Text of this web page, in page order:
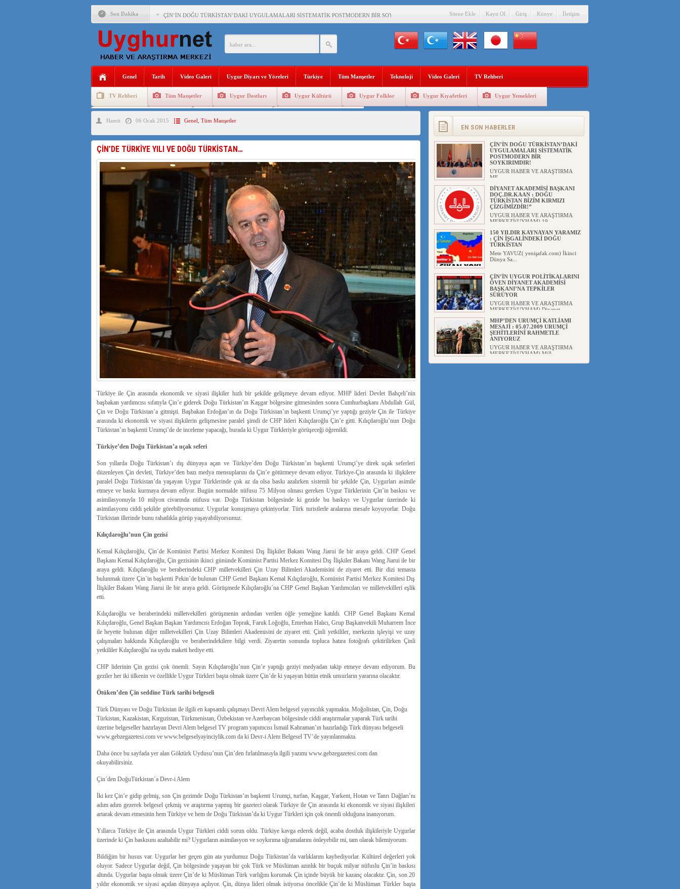
Son Dakika ÇİN’İN DOĞU TÜRKİSTAN’DAKİ UYGULAMALARI SİSTEMATİK POSTMODERN BİR SOYKIRIMDIR!
DİYANET AKADEMİSİ BAŞKANI DOÇ.DR.KAAN : DOĞU TÜRKİSTAN BİZİM KIRMIZI ÇİZGİMİZDİR!”
ÇİN’İN UYGUR POLİTİKALARINI ÖVEN DİYANET AKADEMİSİ BAŞKANI’NA TEPKİLER SÜRÜYOR
MHP’DEN URUMÇİ KATLİAMI MESAJİ : 05.07.2009 URUMÇİ ŞEHİTLERİNİ RAHMETLE ANIYORUZ
İŞGALCİ ÇİN’DEN “FETİHLER SULTANI MEHMET”DİZİSİNE GARİP SANSÜR VE HADSIZ İHTAR
SAADET PARTİSİ İLÇE BAŞKANI : TEMMUZ AYI,DOĞU TÜRKİSTAN İÇİN KATLİAM AYI DEĞİLDİR !
Sitene Ekle Kayıt Ol Giriş Künye İletişim
Genel Tarih Video Galeri Uygur Diyarı ve Yöreleri Türkiye Tüm Manşetler Teknoloji Video Galeri TV Rehberi
TV Rehberi Tüm Manşetler Uygur Dostları Uygur Kültürü Uygur Folklor Uygur Kıyafetleri Uygur Yemekleri
Uygurlarda Düğün ve Cenaze
Hamit 06 Ocak 2015 Genel Tüm Manşetler
ÇİN’DE TÜRKİYE YILI VE DOĞU TÜRKİSTAN…
Türkiye ile Çin arasında ekonomik ve siyasi ilişkiler hızlı bir şekilde gelişmeye devam ediyor. MHP lideri Devlet Bahçeli’nin
başbakan yardımcısı sıfatıyla Çin’e giderek Doğu Türkistan’ın Kaşgar bölgesine gitmesinden sonra Cumhurbaşkanı Abdullah Gül,
Çin ve Doğu Türkistan’a gitmişti. Başbakan Erdoğan’ın da Doğu Türkistan’ın başkenti Urumçi’ye yaptığı geziyle Çin ile Türkiye
arasında ki ekonomik ve siyasi ilişkilerin gelişmesine paralel şimdi de CHP lideri Kılıçdaroğlu Çin’e gitti. Kılıçdaroğlu’nun Doğu
Türkistan’ın başkenti Urumçi’de de inceleme yapacağı, burada ki Uygur Türkleriyle görüşeceği öğrenildi.
Türkiye’den Doğu Türkistan’a uçak seferi
Son yıllarda Doğu Türkistan’ı dış dünyaya açan ve Türkiye’den Doğu Türkistan’ın başkenti Urumçi’ye direk uçak seferleri
düzenleyen Çin devleti, Türkiye’den bazı medya mensuplarını da Çin’e götürmeye devam ediyor. Türkiye-Çin arasında ki ilişkilere
paralel Doğu Türkistan’da yaşayan Uygur Türklerinde çok az da olsa baskı azalırken sistemli bir şekilde Çin, Uygurları asimile
etmeye ve baskı kurmaya devam ediyor. Bugün normalde nüfusu 75 Milyon olması gereken Uygur Türklerinin Çin’in baskısı ve
asimilasyonuyla 10 milyon civarında nüfusu var. Doğu Türkistan bölgesinde ki gezide bu baskıyı ve Uygurlar üzerinde ki
asimilasyonu ciddi şekilde görebiliyorsunuz. Uygurlar konuşmaya çekiniyorlar. Türk turistlerle aralarına mesafe koyuyorlar. Doğu
Türkistan illerinde bunu rahatlıkla görüp yaşayabiliyorsunuz.
Kılıçdaroğlu’nun Çin gezisi
Kemal Kılıçdaroğlu, Çin´de Komünist Partisi Merkez Komitesi Dış İlişkiler Bakanı Wang Jiarui ile bir araya geldi. CHP Genel
Başkanı Kemal Kılıçdaroğlu, Çin gezisinin ikinci gününde Komünist Partisi Merkez Komitesi Dış İlişkiler Bakanı Wang Jiarui ile bir
araya geldi. Kılıçdaroğlu ve beraberindeki CHP milletvekilleri Çin Uzay Bilimleri Akademisini de ziyaret etti. Bir dizi temasta
bulunmak üzere Çin´in başkenti Pekin´de bulunan CHP Genel Başkanı Kemal Kılıçdaroğlu, Komünist Partisi Merkez Komitesi Dış
İlişkiler Bakanı Wang Jiarui ile bir araya geldi. Görüşmede Kılıçdaroğlu´na CHP Genel Başkan Yardımcıları ve milletvekilleri eşlik
etti.
Kılıçdaroğlu ve beraberindeki milletvekilleri görüşmenin ardından verilen öğle yemeğine katıldı. CHP Genel Başkanı Kemal
Kılıçdaroğlu, Genel Başkan Başkan Yardımcısı Erdoğan Toprak, Faruk Loğoğlu, Emrehan Halıcı, Grup Başkanvekili Muharrem İnce
ile heyette bulunan diğer milletvekilleri Çin Uzay Bilimleri Akademisini de ziyaret etti. Çinli yetkililer, merkezin işleyişi ve uzay
çalışmaları hakkında Kılıçdaroğlu ve beraberindekilere bilgi verdi. Ziyaretin sonunda topluca hatıra fotoğrafı çektirilirken Çinli
yetkililer Kılıçdaroğlu´na uydu maketi hediye etti.
CHP liderinin Çin gezisi çok önemli. Sayın Kılıçdaroğlu’nun Çin’e yaptığı geziyi medyadan takip etmeye devam ediyorum. Bu
geziler her iki ülkenin ve özellikle Uygur Türkleri başta olmak üzere Çin’de ki yaşayan bütün etnik unsurların yararına olacaktır.
Ötüken’den Çin seddine Türk tarihi belgeseli
Türk Dünyası ve Doğu Türkistan ile ilgili en kapsamlı çalışmayı Devri Alem belgesel yayıncılık yapmakta. Moğolistan, Çin, Doğu
Türkistan, Kazakistan, Kırgızistan, Türkmenistan, Özbekistan ve Azerbaycan bölgesinde ciddi araştırmalar yaparak Türk tarihi
üzerine belgeseller hazırlayan Devri Alem belgesel TV program yapımcısı İsmail Kahraman’ın hazırladığı Türk dünyası belgeseli
www.gebzegazetesi.com ve www.belgeselyayinciylik.com da ki Devr-i Alem Belgesel TV’de yayınlanmakta.
Daha önce bu sayfada yer alan Göktürk Uydusu’nun Çin’den fırlatılmasıyla ilgili yazımı www.gebzegazetesi.com dan
okuyabilirsiniz.
Çin´den DoğuTürkistan´a Devr-i Alem
İki kez Çin’e gidip gelmiş, son Çin gezimde Doğu Türkistan’ın başkenti Urumçi, turfan, Kaşgar, Yarkent, Hotan ve Tanrı Dağları’nı
adım adım gezerek belgesel çekmiş ve araştırma yapmış bir gazeteci olarak Türkiye ile Çin arasında ki ekonomik ve siyasi ilişkileri
artarak devam etmesinin hem Türkiye ve hem de Doğu Türkistan’da ki Uygur Türkleri için çok önemli olduğuna inanıyorum.
Yıllarca Türkiye ile Çin arasında Uygur Türkleri ciddi sorun oldu. Türkiye kavga ederek değil, acaba dostluk ilişkileriyle Uygurlar
üzerinde ki Çin baskısını azaltabilir mi? Uygurların asimilasyon ve soykırıma uğramalarını önleyebilir mi, tam olarak bilemiyorum.
Bildiğim bir husus var. Uygurlar her geçen gün ata yurdumuz Doğu Türkistan’da varlıklarını kaybediyorlar. Kültürel değerleri yok
oluyor. Sadece Uygurlar değil, Çin bölgesinde yaşayan bir çok Türk ve Müslüman azınlık bir buçuk milyar nüfuslu Çin’in baskısı
altında. Uygurlar başta olmak üzere Çin’de ki Müslüman Türk varlığını korumak Çin içinde büyük bir kazanç olacaktır. Çin, son 20
yıldır ekonomik ve siyasi açıdan dünyaya açılıyor. Çin, dünya lideri olmak istiyorsa öncelikle Çin’de ki Müslüman Türkler başta
EN SON HABERLER
ANAHTAR PARTİ GENEL
BAŞKANI AĞIRALİOĞLU : ÇİN’İN
UYGUR SOYKIRIMI BİR
HAKİKATTIR!
UYGUR HABER VE ARAŞTIRMA
ÇİN’İN DOĞU TÜRKİSTAN’DAKİ
UYGULAMALARI SİSTEMATİK
POSTMODERN BİR
SOYKIRIMDIR!
UYGUR HABER VE ARAŞTIRMA
ME...
DİYANET AKADEMİSİ BAŞKANI
DOÇ.DR.KAAN : DOĞU
TÜRKİSTAN BİZİM KIRMIZI
ÇİZGİMİZDİR!”
UYGUR HABER VE ARAŞTIRMA
MERKEZİ(UYHAM) 19...
150 YILDIR KAYNAYAN YARAMIZ
: ÇİN İŞGALİNDEKİ DOĞU
TÜRKİSTAN
Mete YAVUZ( yenişafak.com) İkinci
Dünya Sa...
ÇİN’İN UYGUR POLİTİKALARINI
ÖVEN DİYANET AKADEMİSİ
BAŞKANI’NA TEPKİLER
SÜRÜYOR
UYGUR HABER VE ARAŞTIRMA
MERKEZİ(UYHAM) Diyanet
MHP’DEN URUMÇİ KATLİAMI
MESAJİ : 05.07.2009 URUMÇİ
ŞEHİTLERİNİ RAHMETLE
ANIYORUZ
UYGUR HABER VE ARAŞTIRMA
MERKEZİ(UYHAM) Mill...
ÇİN’İN ANKARA BÜYÜKELÇİSİ